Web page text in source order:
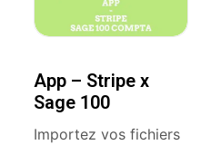
App – Stripe x
Sage 100
Importez vos fichiers